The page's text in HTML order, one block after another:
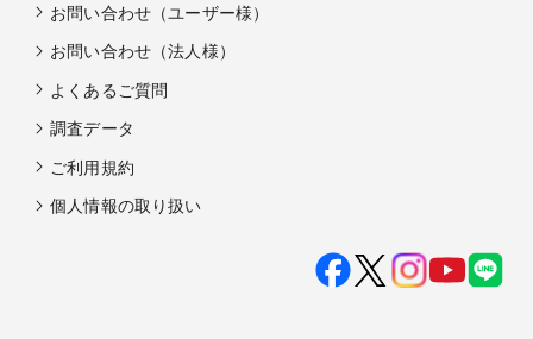
お問い合わせ（ユーザー様）
お問い合わせ（法人様）
よくあるご質問
調査データ
ご利用規約
個人情報の取り扱い